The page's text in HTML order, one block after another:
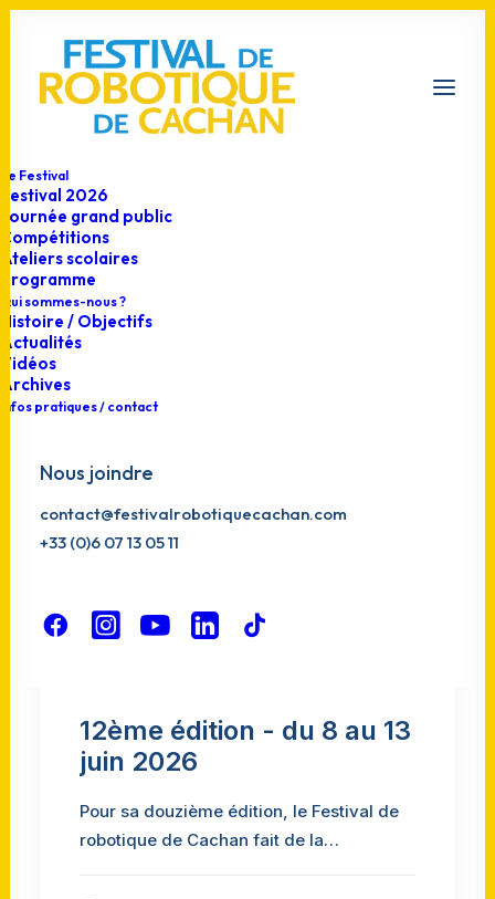
Le Festival
Festival 2026
Journée grand public
Compétitions
Ateliers scolaires
Programme
Qui sommes-nous ?
Histoire / Objectifs
Actualités
Vidéos
Archives
Infos pratiques / contact
Nous joindre
contact@festivalrobotiquecachan.com
+33 (0)6 07 13 05 11
12ème édition - du 8 au 13
juin 2026
Pour sa douzième édition, le Festival de
robotique de Cachan fait de la…